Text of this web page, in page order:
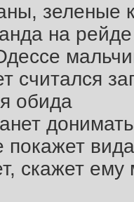
зеленые
на
считался
обида
скажет ему